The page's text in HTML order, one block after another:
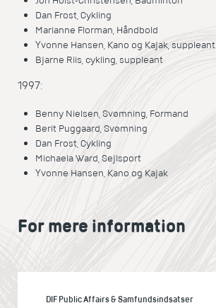
Dan Frost, Cykling
Marianne Florman, Håndbold
Yvonne Hansen, Kano og Kajak, suppleant
Bjarne Riis, cykling, suppleant
1997:
Benny Nielsen, Svømning, Formand
Berit Puggaard, Svømning
Dan Frost, Cykling
Michaela Ward, Sejlsport
Yvonne Hansen, Kano og Kajak
For mere information
DIF Public Affairs & Samfundsindsatser